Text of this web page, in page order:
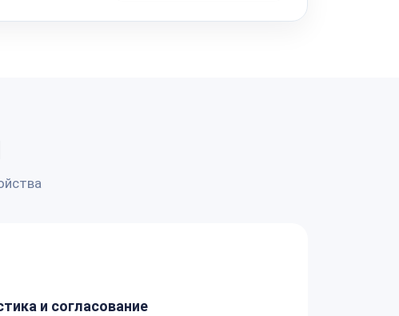
и согласование